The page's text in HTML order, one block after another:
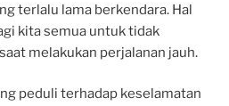
terlalu lama berkendara. Hal
kita semua untuk tidak
melakukan perjalanan jauh.
peduli terhadap keselamatan